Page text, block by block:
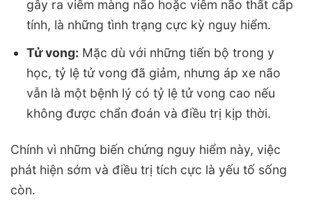
gây ra viêm màng não hoặc viêm não thất cấp
tính, là những tình trạng cực kỳ nguy hiểm.
Tử vong: Mặc dù với những tiến bộ trong y
học, tỷ lệ tử vong đã giảm, nhưng áp xe não
vẫn là một bệnh lý có tỷ lệ tử vong cao nếu
không được chẩn đoán và điều trị kịp thời.
Chính vì những biến chứng nguy hiểm này, việc
phát hiện sớm và điều trị tích cực là yếu tố sống
còn.